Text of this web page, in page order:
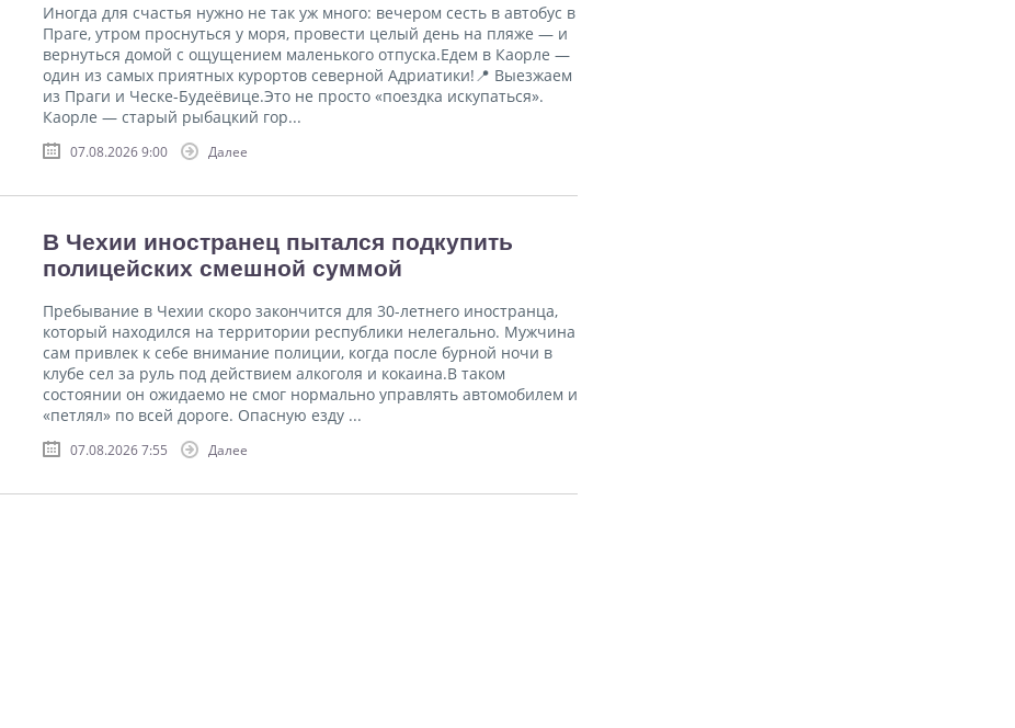
Иногда для счастья нужно не так уж много: вечером сесть в автобус в
Праге, утром проснуться у моря, провести целый день на пляже — и
вернуться домой с ощущением маленького отпуска.Едем в Каорле —
один из самых приятных курортов северной Адриатики!📍 Выезжаем
из Праги и Ческе-Будеёвице.Это не просто «поездка искупаться».
Каорле — старый рыбацкий гор...
07.08.2026 9:00 Далее
В Чехии иностранец пытался подкупить
полицейских смешной суммой
Пребывание в Чехии скоро закончится для 30-летнего иностранца,
который находился на территории республики нелегально. Мужчина
сам привлек к себе внимание полиции, когда после бурной ночи в
клубе сел за руль под действием алкоголя и кокаина.В таком
состоянии он ожидаемо не смог нормально управлять автомобилем и
«петлял» по всей дороге. Опасную езду ...
07.08.2026 7:55 Далее